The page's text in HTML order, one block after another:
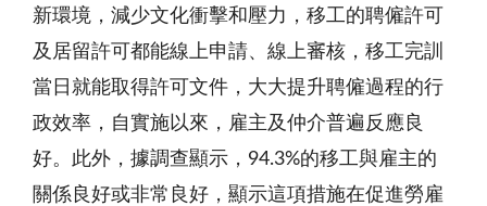
新環境，減少文化衝擊和壓力，移工的聘僱許可
及居留許可都能線上申請、線上審核，移工完訓
當日就能取得許可文件，大大提升聘僱過程的行
政效率，自實施以來，雇主及仲介普遍反應良
好。此外，據調查顯示，94.3%的移工與雇主的
關係良好或非常良好，顯示這項措施在促進勞雇